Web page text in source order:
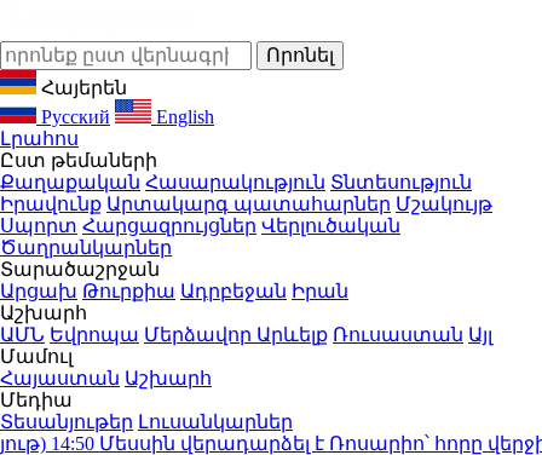
Հայերեն
Русский
English
Լրահոս
Ըստ թեմաների
Քաղաքական Հասարակություն Տնտեսություն
Իրավունք Արտակարգ պատահարներ Մշակույթ
Սպորտ Հարցազրույցներ Վերլուծական
Ծաղրանկարներ
Տարածաշրջան
Արցախ Թուրքիա Ադրբեջան Իրան
Աշխարհ
ԱՄՆ Եվրոպա Մերձավոր Արևելք Ռուսաստան Այլ
Մամուլ
Հայաստան Աշխարհ
Մեդիա
Տեսանյութեր Լուսանկարներ
14:50Մեսսին վերադարձել է Ռոսարիո՝ հորը վերջին